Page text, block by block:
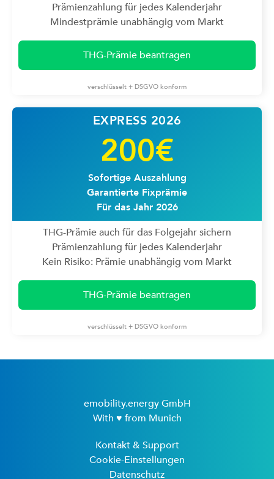
Prämienzahlung für jedes Kalenderjahr
Mindestprämie unabhängig vom Markt
THG-Prämie beantragen
verschlüsselt + DSGVO konform
EXPRESS 2026
200€
Sofortige Auszahlung
Garantierte Fixprämie
Für das Jahr 2026
THG-Prämie auch für das Folgejahr sichern
Prämienzahlung für jedes Kalenderjahr
Kein Risiko: Prämie unabhängig vom Markt
THG-Prämie beantragen
verschlüsselt + DSGVO konform
emobility.energy GmbH
With ♥ from Munich
Kontakt & Support
Cookie-Einstellungen
Datenschutz